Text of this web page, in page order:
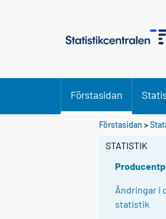
Förstasidan
Förstasidan >
STATISTIK
Ändringar i
statistik